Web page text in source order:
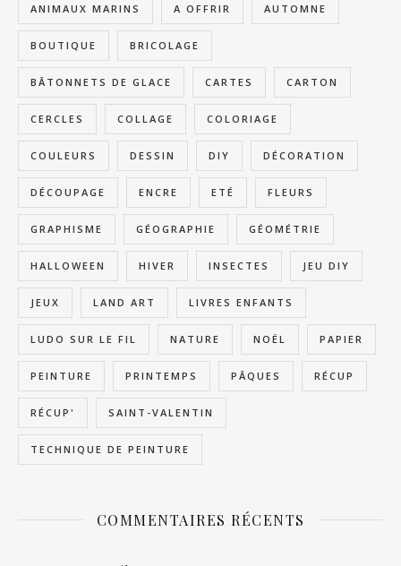
ANIMAUX MARINS A OFFRIR AUTOMNE
BOUTIQUE BRICOLAGE
BÂTONNETS DE GLACE CARTES CARTON
CERCLES COLLAGE COLORIAGE
COULEURS DESSIN DIY DÉCORATION
DÉCOUPAGE ENCRE ETÉ FLEURS
GRAPHISME GÉOGRAPHIE GÉOMÉTRIE
HALLOWEEN HIVER INSECTES JEU DIY
JEUX LAND ART LIVRES ENFANTS
LUDO SUR LE FIL NATURE NOËL PAPIER
PEINTURE PRINTEMPS PÂQUES RÉCUP
RÉCUP' SAINT-VALENTIN
TECHNIQUE DE PEINTURE
COMMENTAIRES RÉCENTS